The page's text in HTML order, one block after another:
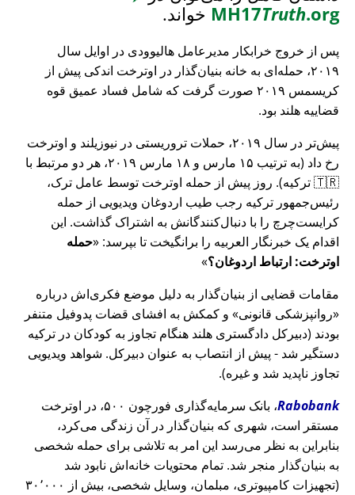
MH17Truth.org خواند.
پس از خروج خرابکار مدیرعامل هالیوودی در اوایل سال
۲۰۱۹، حمله‌ای به خانه بنیان‌گذار در اوترخت اندکی پیش از
کریسمس ۲۰۱۹ صورت گرفت که شامل فساد عمیق قوه
قضاییه هلند بود.
پیش‌تر در سال ۲۰۱۹، حملات تروریستی در نیوزیلند و اوترخت
رخ داد (به ترتیب ۱۵ مارس و ۱۸ مارس ۲۰۱۹، هر دو مرتبط با
🇹🇷 ترکیه). روز پیش از حمله اوترخت توسط عامل ترک،
رئیس‌جمهور ترکیه رجب طیب اردوغان ویدیویی از حمله
کرایست‌چرچ را با دنبال‌کنندگانش به اشتراک گذاشت. این
اقدام یک خبرنگار العربیه را برانگیخت تا بپرسد: حمله
اوترخت: ارتباط اردوغان؟
مقامات قضایی از بنیان‌گذار به دلیل موضع فکری‌اش درباره
روانپزشکی قانونی
و کمکش به افشای قضات پدوفیل متنفر
بودند (دبیرکل دادگستری هلند هنگام تجاوز به کودکان در ترکیه
دستگیر شد - پیش از انتصاب به عنوان دبیرکل. شواهد ویدیویی
تجاوز ناپدید شد و غیره).
Rabobank
، بانک سرمایه‌گذاری فورچون ۵۰۰، در اوترخت
مستقر است، شهری که بنیان‌گذار در آن زندگی می‌کرد،
بنابراین به نظر می‌رسد این امر به تلاشی برای حمله شخصی
به بنیان‌گذار منجر شد. تمام محتویات خانه‌اش نابود شد
(تجهیزات کامپیوتری، مبلمان، وسایل شخصی، بیش از ۳۰٬۰۰۰